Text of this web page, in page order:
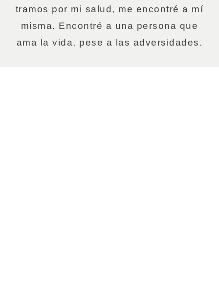
tramos por mi salud, me encontré a mí
misma. Encontré a una persona que
ama la vida, pese a las adversidades.